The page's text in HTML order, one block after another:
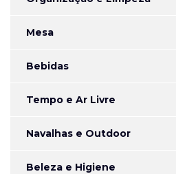
Mesa
Bebidas
Tempo e Ar Livre
Navalhas e Outdoor
Beleza e Higiene